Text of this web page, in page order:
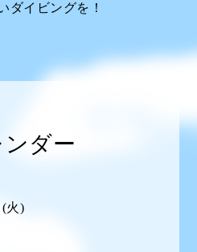
ダイビングを！
ンダー
(火)